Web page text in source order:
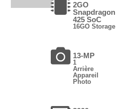
2GO
Snapdragon
425 SoC
16GO Storage
13-MP
1
Arrière
Appareil
Photo